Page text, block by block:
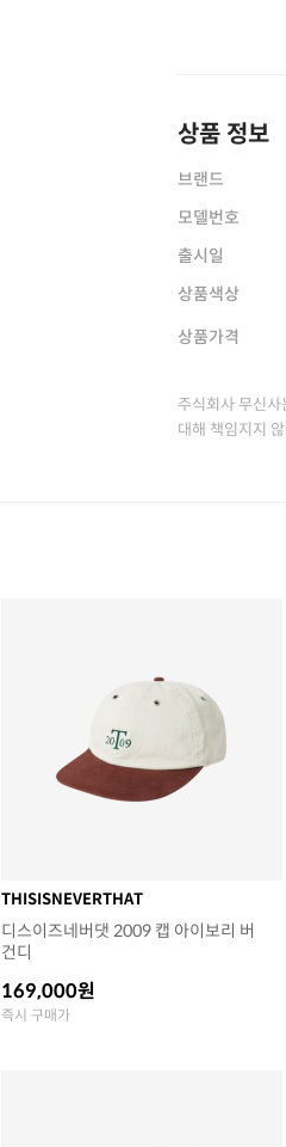
상품 정보
브랜드
모델번호
출시일
상품색상
상품가격
주식회사 무신
대해 책임지지
THISISNEVERTHAT
디스이즈네버댓 2009 캡 아이보리 버
건디
169,000원
즉시 구매가